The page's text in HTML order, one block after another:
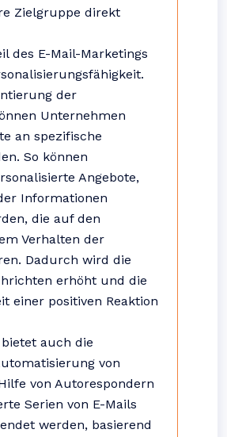
Zielgruppe direkt
des E-Mail-Marketings
der
Unternehmen
an spezifische
So können
Angebote,
Informationen
die auf den
Verhalten der
Dadurch wird die
erhöht und die
einer positiven Reaktion
auch die
von
von Autorespondern
Serien von E-Mails
werden, basierend